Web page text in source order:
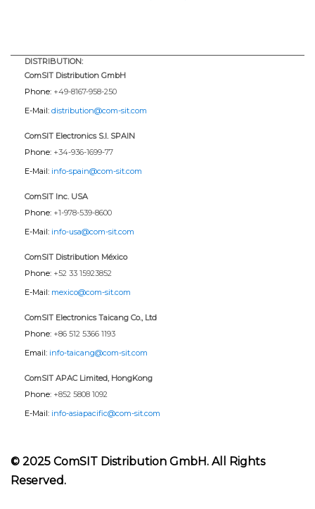
DISTRIBUTION:
ComSIT Distribution GmbH
Phone: +49-8167-958-250
E-Mail: distribution@com-sit.com
ComSIT Electronics S.l. SPAIN
Phone: +34-936-1699-77
E-Mail: info-spain@com-sit.com
ComSIT Inc. USA
Phone: +1-978-539-8600
E-Mail: info-usa@com-sit.com
ComSIT Distribution México
Phone: +52 33 15923852
E-Mail: mexico@com-sit.com
ComSIT Electronics Taicang Co., Ltd
Phone: +86 512 5366 1193
Email: info-taicang@com-sit.com
ComSIT APAC Limited, HongKong
Phone: +852 5808 1092
E-Mail: info-asiapacific@com-sit.com
© 2025 ComSIT Distribution GmbH. All Rights
Reserved.